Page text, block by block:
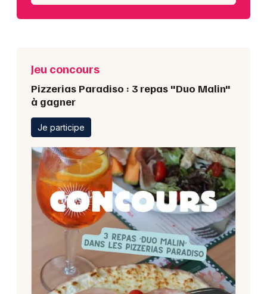
Jeu concours
Pizzerias Paradiso : 3 repas "Duo Malin"
à gagner
Je participe